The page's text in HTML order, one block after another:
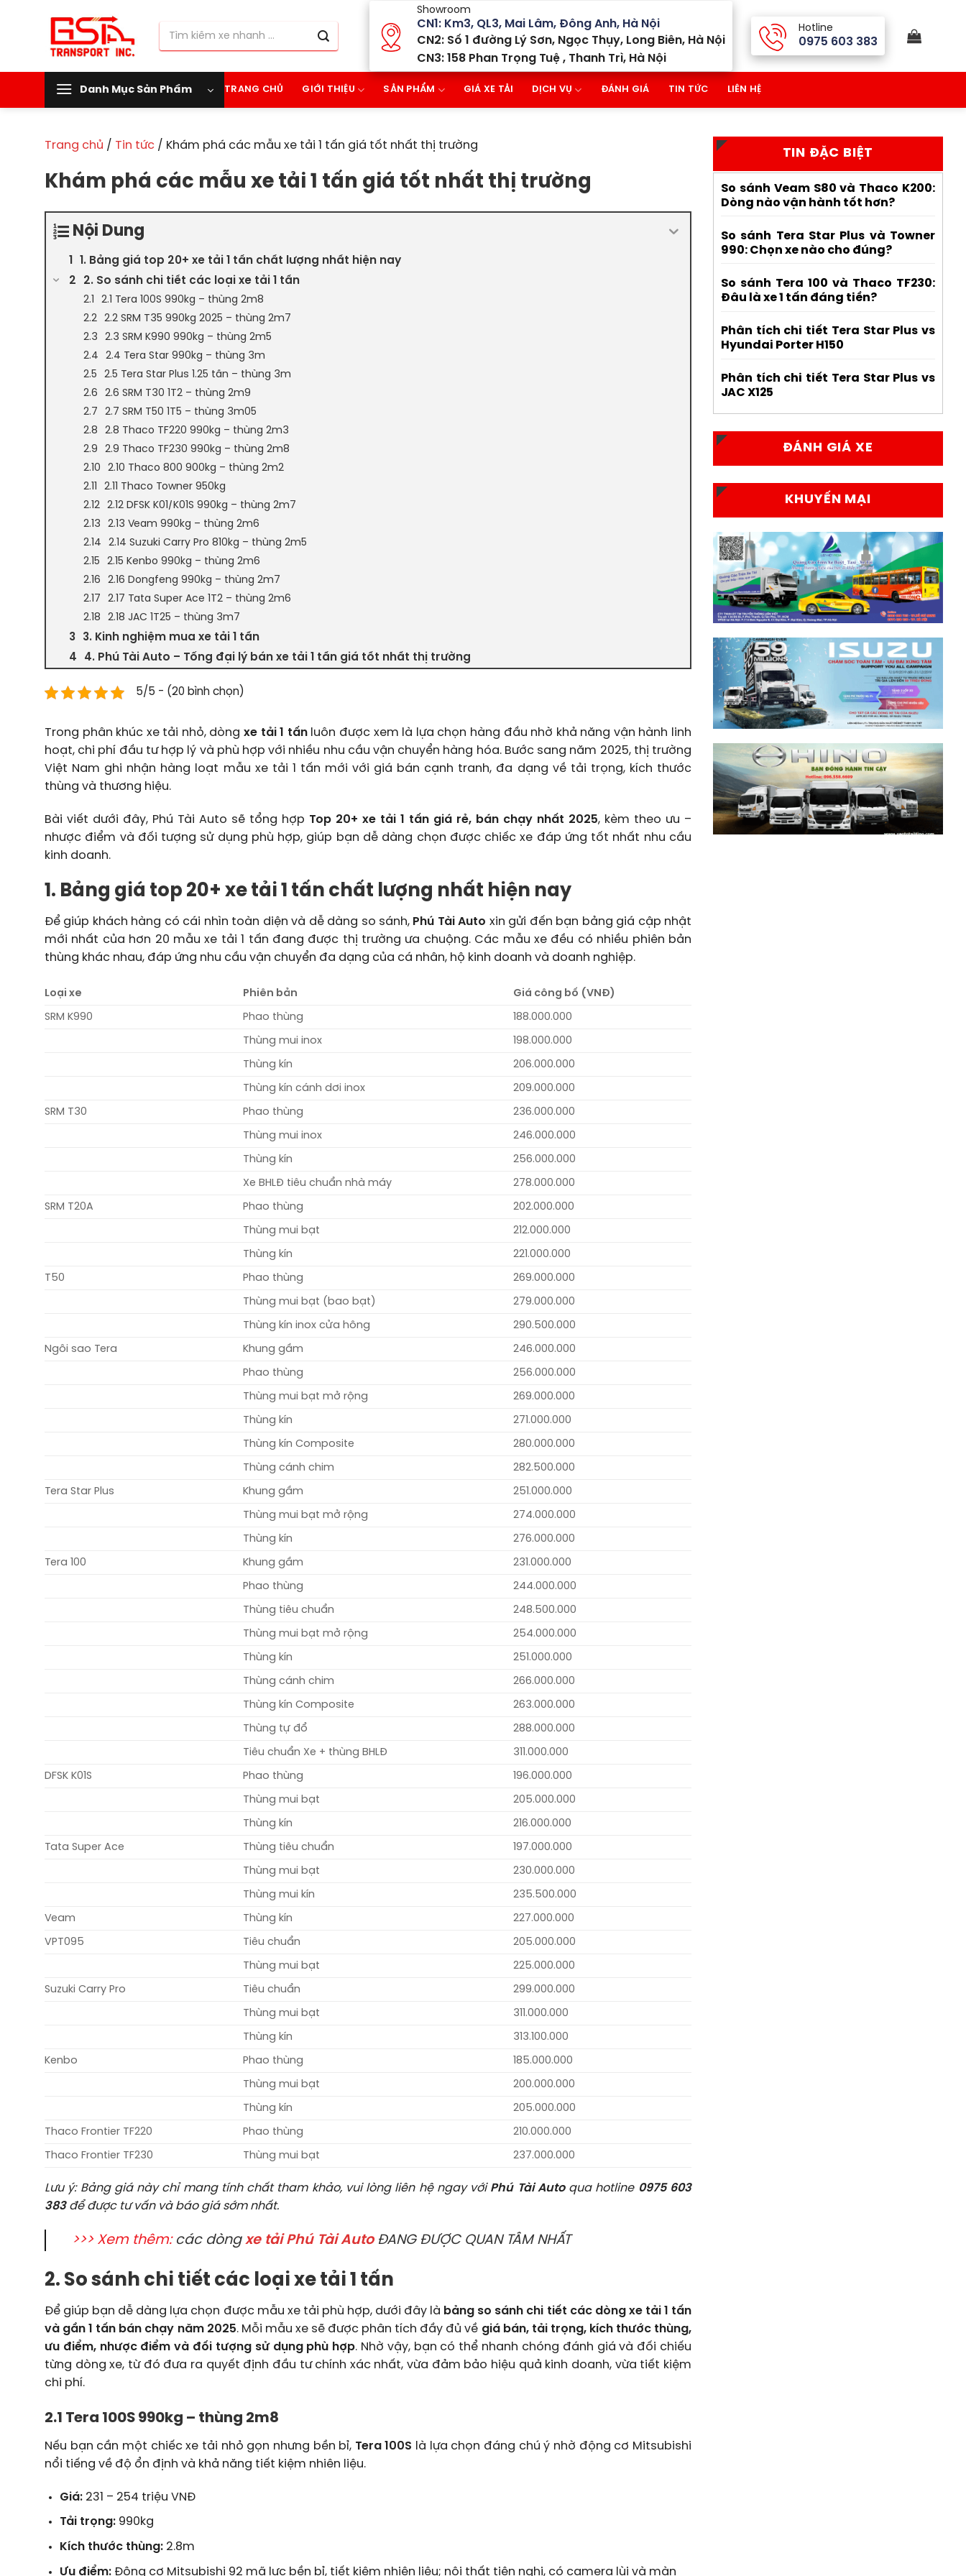
Tìm
Showroom
CN1: Km3, QL3, Mai Lâm, Đông Anh, Hà Nội
CN2: Số 1 đường Lý Sơn, Ngọc Thụy, Long Biên, Hà Nội
CN3: 158 Phan Trọng Tuệ , Thanh Trì, Hà Nội
Hotline
0975 603 383
Danh Mục Sản Phẩm TRANG CHỦ GIỚI THIỆU SẢN PHẨM GIÁ XE TẢI DỊCH VỤ ĐÁNH GIÁ TIN TỨC LIÊN HỆ
Trang chủ / Tin tức / Khám phá các mẫu xe tải 1 tấn giá tốt nhất thị trường
Khám phá các mẫu xe tải 1 tấn giá tốt nhất thị trường
Nội Dung
1. Bảng giá top 20+ xe tải 1 tấn chất lượng nhất hiện nay
2. So sánh chi tiết các loại xe tải 1 tấn
2.1 Tera 100S 990kg – thùng 2m8
2.2 SRM T35 990kg 2025 – thùng 2m7
2.3 SRM K990 990kg – thùng 2m5
2.4 Tera Star 990kg – thùng 3m
2.5 Tera Star Plus 1.25 tấn – thùng 3m
2.6 SRM T30 1T2 – thùng 2m9
2.7 SRM T50 1T5 – thùng 3m05
2.8 Thaco TF220 990kg – thùng 2m3
2.9 Thaco TF230 990kg – thùng 2m8
2.10 Thaco 800 900kg – thùng 2m2
2.11 Thaco Towner 950kg
2.12 DFSK K01/K01S 990kg – thùng 2m7
2.13 Veam 990kg – thùng 2m6
2.14 Suzuki Carry Pro 810kg – thùng 2m5
2.15 Kenbo 990kg – thùng 2m6
2.16 Dongfeng 990kg – thùng 2m7
2.17 Tata Super Ace 1T2 – thùng 2m6
2.18 JAC 1T25 – thùng 3m7
3. Kinh nghiệm mua xe tải 1 tấn
4. Phú Tài Auto – Tổng đại lý bán xe tải 1 tấn giá tốt nhất thị trường
5/5 - (20 bình chọn)
Trong phân khúc xe tải nhỏ, dòngxe tải 1 tấnluôn được xem là lựa chọn hàng đầu nhờ khả năng vận hành linh
hoạt, chi phí đầu tư hợp lý và phù hợp với nhiều nhu cầu vận chuyển hàng hóa. Bước sang năm 2025, thị trường
Việt Nam ghi nhận hàng loạt mẫu xe tải 1 tấn mới với giá bán cạnh tranh, đa dạng về tải trọng, kích thước
thùng và thương hiệu.
Bài viết dưới đây, Phú Tài Auto sẽ tổng hợp Top 20+ xe tải 1 tấn giá rẻ, bán chạy nhất 2025, kèm theo ưu –
nhược điểm và đối tượng sử dụng phù hợp, giúp bạn dễ dàng chọn được chiếc xe đáp ứng tốt nhất nhu cầu
kinh doanh.
1. Bảng giá top 20+ xe tải 1 tấn chất lượng nhất hiện nay
Để giúp khách hàng có cái nhìn toàn diện và dễ dàng so sánh, Phú Tài Auto xin gửi đến bạn bảng giá cập nhật
mới nhất của hơn 20 mẫu xe tải 1 tấn đang được thị trường ưa chuộng. Các mẫu xe đều có nhiều phiên bản
thùng khác nhau, đáp ứng nhu cầu vận chuyển đa dạng của cá nhân, hộ kinh doanh và doanh nghiệp.
Loại xe Phiên bản Giá công bố (VNĐ)
SRM K990 Phao thùng 188.000.000
Thùng mui inox 198.000.000
Thùng kín 206.000.000
Thùng kín cánh dơi inox 209.000.000
SRM T30 Phao thùng 236.000.000
Thùng mui inox 246.000.000
Thùng kín 256.000.000
Xe BHLĐ tiêu chuẩn nhà máy 278.000.000
SRM T20A Phao thùng 202.000.000
Thùng mui bạt 212.000.000
Thùng kín 221.000.000
T50 Phao thùng 269.000.000
Thùng mui bạt (bao bạt) 279.000.000
Thùng kín inox cửa hông 290.500.000
Ngôi sao Tera Khung gầm 246.000.000
Phao thùng 256.000.000
Thùng mui bạt mở rộng 269.000.000
Thùng kín 271.000.000
Thùng kín Composite 280.000.000
Thùng cánh chim 282.500.000
Tera Star Plus Khung gầm 251.000.000
Thùng mui bạt mở rộng 274.000.000
Thùng kín 276.000.000
Tera 100 Khung gầm 231.000.000
Phao thùng 244.000.000
Thùng tiêu chuẩn 248.500.000
Thùng mui bạt mở rộng 254.000.000
Thùng kín 251.000.000
Thùng cánh chim 266.000.000
Thùng kín Composite 263.000.000
Thùng tự đổ 288.000.000
Tiêu chuẩn Xe + thùng BHLĐ 311.000.000
DFSK K01S Phao thùng 196.000.000
Thùng mui bạt 205.000.000
Thùng kín 216.000.000
Tata Super Ace Thùng tiêu chuẩn 197.000.000
Thùng mui bạt 230.000.000
Thùng mui kín 235.500.000
Veam Thùng kín 227.000.000
VPT095 Tiêu chuẩn 205.000.000
Thùng mui bạt 225.000.000
Suzuki Carry Pro Tiêu chuẩn 299.000.000
Thùng mui bạt 311.000.000
Thùng kín 313.100.000
Kenbo Phao thùng 185.000.000
Thùng mui bạt 200.000.000
Thùng kín 205.000.000
Thaco Frontier TF220 Phao thùng 210.000.000
Thaco Frontier TF230 Thùng mui bạt 237.000.000
Lưu ý: Bảng giá này chỉ mang tính chất tham khảo, vui lòng liên hệ ngay với Phú Tài Autoqua hotline 0975 603
383để được tư vấn và báo giá sớm nhất.
>>> Xem thêm:các dòng xe tải Phú Tài AutoĐANG ĐƯỢC QUAN TÂM NHẤT
2. So sánh chi tiết các loại xe tải 1 tấn
Để giúp bạn dễ dàng lựa chọn được mẫu xe tải phù hợp, dưới đây là bảng so sánh chi tiết các dòng xe tải 1 tấn
và gần 1 tấn bán chạy năm 2025. Mỗi mẫu xe sẽ được phân tích đầy đủ về giá bán, tải trọng, kích thước thùng,
ưu điểm, nhược điểm và đối tượng sử dụng phù hợp. Nhờ vậy, bạn có thể nhanh chóng đánh giá và đối chiếu
từng dòng xe, từ đó đưa ra quyết định đầu tư chính xác nhất, vừa đảm bảo hiệu quả kinh doanh, vừa tiết kiệm
chi phí.
2.1 Tera 100S 990kg – thùng 2m8
Nếu bạn cần một chiếc xe tải nhỏ gọn nhưng bền bỉ, Tera 100S là lựa chọn đáng chú ý nhờ động cơ Mitsubishi
nổi tiếng về độ ổn định và khả năng tiết kiệm nhiên liệu.
Giá:231 – 254 triệu VNĐ
Tải trọng:990kg
Kích thước thùng:2.8m
Ưu điểm:Động cơ Mitsubishi 92 mã lực bền bỉ, tiết kiệm nhiên liệu; nội thất tiện nghi, có camera lùi và màn
TIN ĐẶC BIỆT
So sánh Veam S80 và Thaco K200:
Dòng nào vận hành tốt hơn?
So sánh Tera Star Plus và Towner
990: Chọn xe nào cho đúng?
So sánh Tera 100 và Thaco TF230:
Đâu là xe 1 tấn đáng tiền?
Phân tích chi tiết Tera Star Plus vs
Hyundai Porter H150
Phân tích chi tiết Tera Star Plus vs
JAC X125
ĐÁNH GIÁ XE
KHUYẾN MẠI